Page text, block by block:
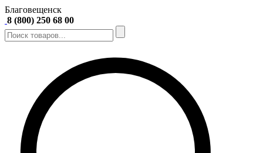
Благовещенск
8 (800) 250 68 00